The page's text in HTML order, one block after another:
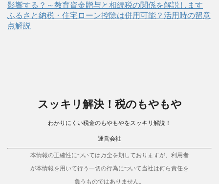
影響する？～教育資金贈与と相続税の関係を解説します
ふるさと納税・住宅ローン控除は併用可能？活用時の留意
点解説
スッキリ解決！税のもやもや
わかりにくい税金のもやもやをスッキリ解説！
運営会社
本情報の正確性については万全を期しておりますが、利用者
が本情報を用いて行う一切の行為について当社は何ら責任を
負うものではありません。